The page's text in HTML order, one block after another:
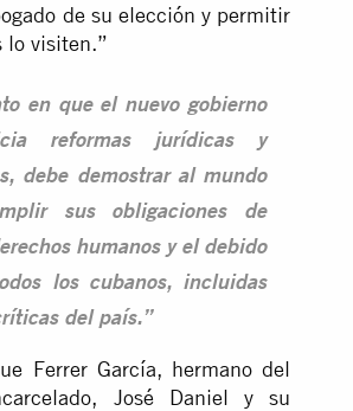
de su elección y permitir
lo visiten.”
en que el nuevo gobierno
reformas jurídicas y
debe demostrar al mundo
sus obligaciones de
humanos y el debido
los cubanos, incluidas
del país.”
Ferrer García, hermano del
José Daniel y su